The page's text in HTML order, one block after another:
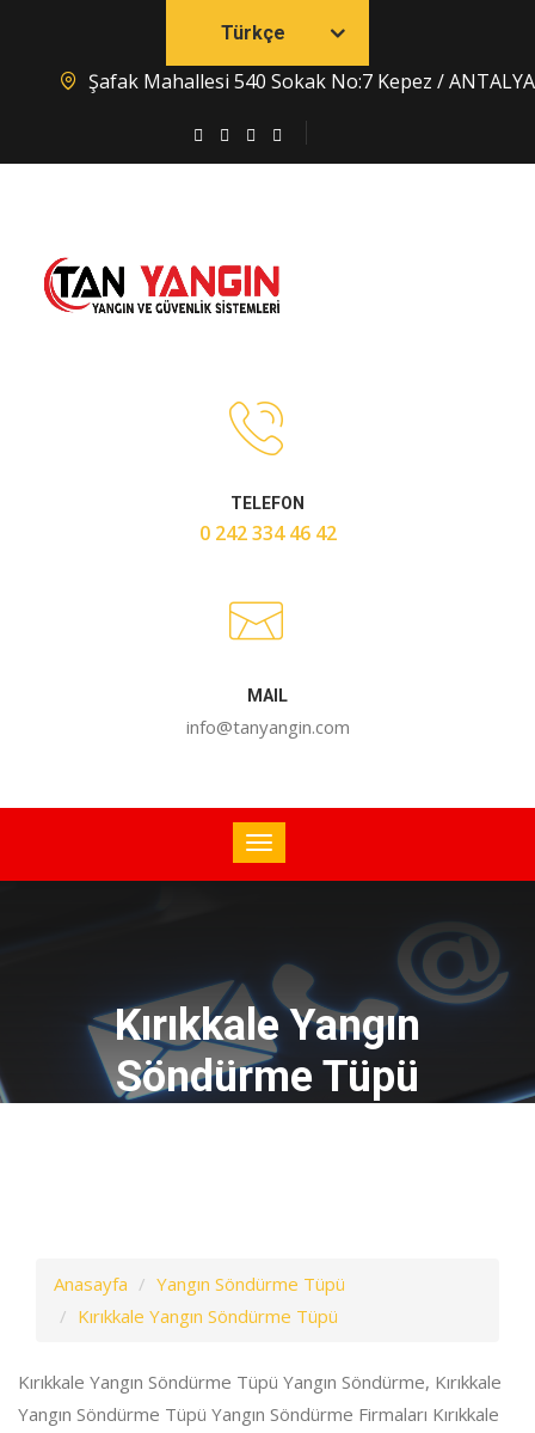
Türkçe
Şafak Mahallesi 540 Sokak No:7 Kepez / ANTALYA
TELEFON
0 242 334 46 42
MAIL
info@tanyangin.com
Kırıkkale Yangın
Söndürme Tüpü
Anasayfa
Yangın Söndürme Tüpü
Kırıkkale Yangın Söndürme Tüpü
Kırıkkale Yangın Söndürme Tüpü Yangın Söndürme, Kırıkkale
Yangın Söndürme Tüpü Yangın Söndürme Firmaları Kırıkkale